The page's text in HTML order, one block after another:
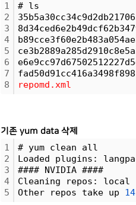
1
2
3
4
5
6
7
8
# ls
repomd.xml
기존 yum data 삭제
1
2
3
4
5
# yum clean all
Loaded plugins:
#### NVIDIA ####
Cleaning repos: local
Other repos take up